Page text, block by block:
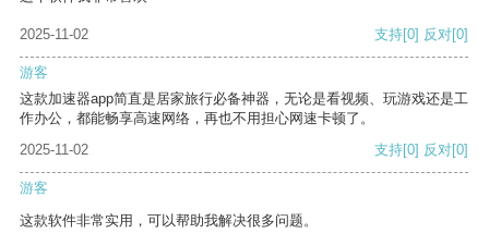
2025-11-02 支持[0] 反对[0]
游客
这款加速器app简直是居家旅行必备神器，无论是看视频、玩游戏还是工
作办公，都能畅享高速网络，再也不用担心网速卡顿了。
2025-11-02
支持[0] 反对[0]
游客
这款软件非常实用，可以帮助我解决很多问题。